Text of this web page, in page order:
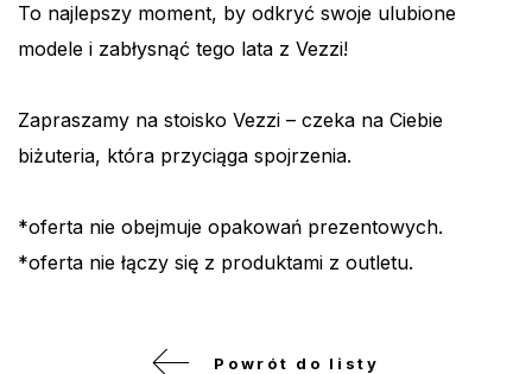
To najlepszy moment, by odkryć swoje ulubione
modele i zabłysnąć tego lata z Vezzi!
Zapraszamy na stoisko Vezzi – czeka na Ciebie
biżuteria, która przyciąga spojrzenia.
*oferta nie obejmuje opakowań prezentowych.
*oferta nie łączy się z produktami z outletu.
Powrót do listy